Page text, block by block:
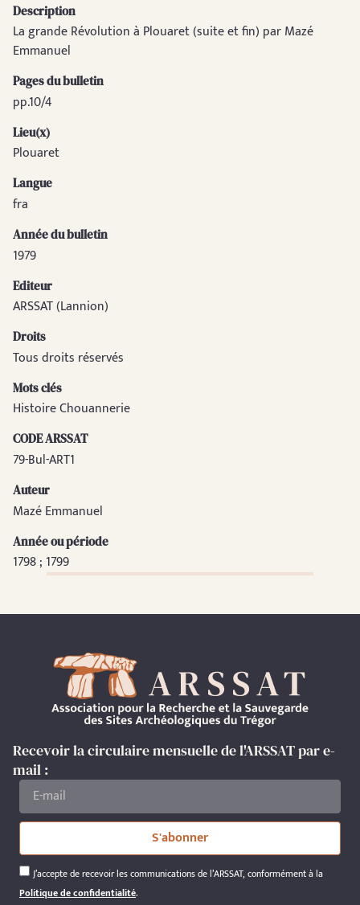
Description
La grande Révolution à Plouaret (suite et fin) par Mazé
Emmanuel
Pages du bulletin
pp.10/4
Lieu(x)
Plouaret
Langue
fra
Année du bulletin
1979
Editeur
ARSSAT (Lannion)
Droits
Tous droits réservés
Mots clés
Histoire Chouannerie
CODE ARSSAT
79-Bul-ART1
Auteur
Mazé Emmanuel
Année ou période
1798 ; 1799
Recevoir la circulaire mensuelle de l'ARSSAT par e-
mail :
J’accepte de recevoir les communications de l’ARSSAT, conformément à la
Politique de confidentialité.
S'abonner